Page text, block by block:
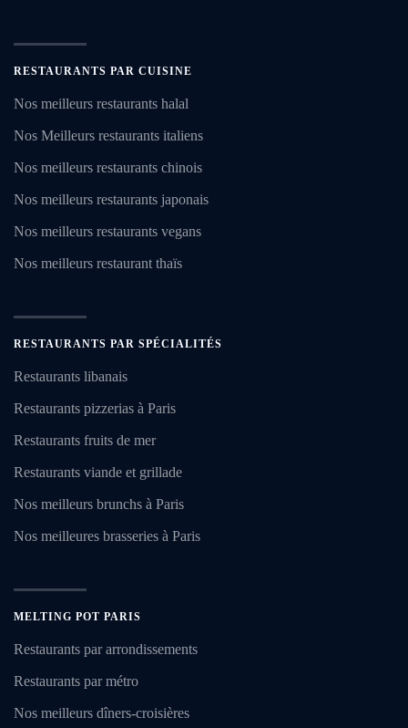
RESTAURANTS PAR CUISINE
Nos meilleurs restaurants halal
Nos Meilleurs restaurants italiens
Nos meilleurs restaurants chinois
Nos meilleurs restaurants japonais
Nos meilleurs restaurants vegans
Nos meilleurs restaurant thaïs
RESTAURANTS PAR SPÉCIALITÉS
Restaurants libanais
Restaurants pizzerias à Paris
Restaurants fruits de mer
Restaurants viande et grillade
Nos meilleurs brunchs à Paris
Nos meilleures brasseries à Paris
MELTING POT PARIS
Restaurants par arrondissements
Restaurants par métro
Nos meilleurs dîners-croisières